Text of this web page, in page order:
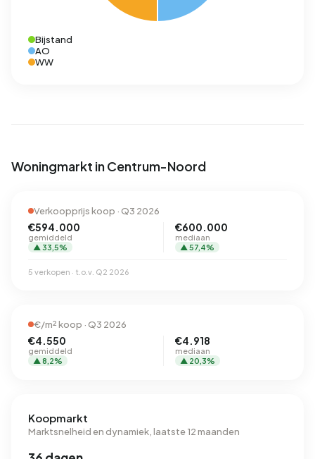
Bijstand
AO
WW
Woningmarkt in Centrum-Noord
Verkoopprijs koop · Q3 2026
€594.000
gemiddeld
▲ 33,5%
€600.000
mediaan
▲ 57,4%
5 verkopen · t.o.v. Q2 2026
€/m² koop · Q3 2026
€4.550
gemiddeld
▲ 8,2%
€4.918
mediaan
▲ 20,3%
Koopmarkt
Marktsnelheid en dynamiek, laatste 12 maanden